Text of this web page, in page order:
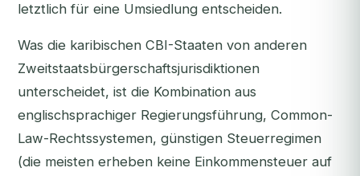
letztlich für eine Umsiedlung entscheiden.
Was die karibischen CBI-Staaten von anderen
Zweitstaatsbürgerschaftsjurisdiktionen
unterscheidet, ist die Kombination aus
englischsprachiger Regierungsführung, Common-
Law-Rechtssystemen, günstigen Steuerregimen
(die meisten erheben keine Einkommensteuer auf